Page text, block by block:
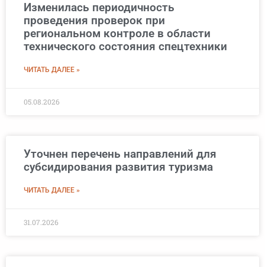
Изменилась периодичность
проведения проверок при
региональном контроле в области
технического состояния спецтехники
ЧИТАТЬ ДАЛЕЕ »
05.08.2026
Уточнен перечень направлений для
субсидирования развития туризма
ЧИТАТЬ ДАЛЕЕ »
31.07.2026